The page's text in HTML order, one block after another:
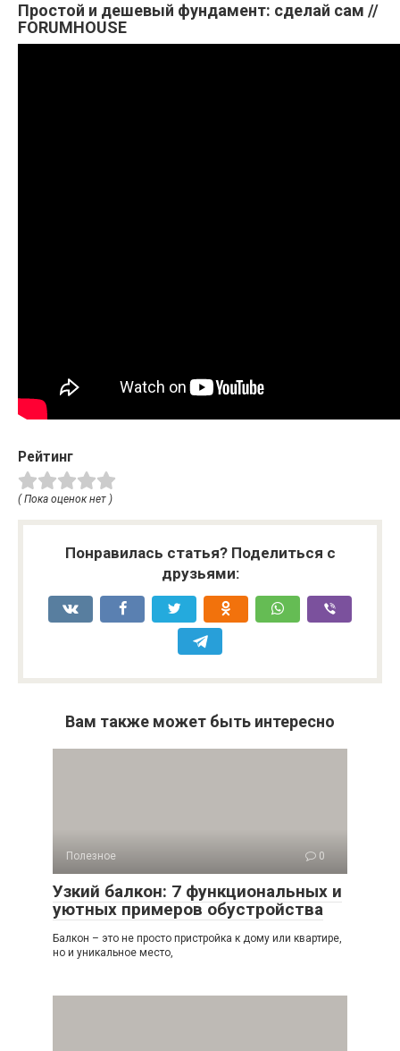
Простой и дешевый фундамент: сделай сам //
FORUMHOUSE
Рейтинг
( Пока оценок нет )
Понравилась статья? Поделиться с
друзьями:
Вам также может быть интересно
Полезное 0
Узкий балкон: 7 функциональных и
уютных примеров обустройства
Балкон – это не просто пристройка к дому или квартире,
но и уникальное место,